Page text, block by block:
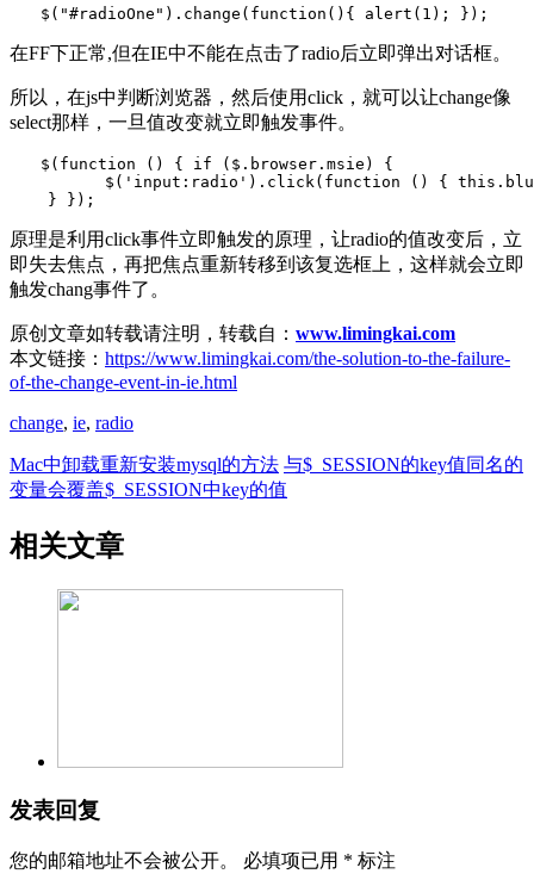
在FF下正常,但在IE中不能在点击了radio后立即弹出对话框。
所以，在js中判断浏览器，然后使用click，就可以让change像
select那样，一旦值改变就立即触发事件。
$(function () { if ($.browser.msie) {
$('input:radio').click(function () {
原理是利用click事件立即触发的原理，让radio的值改变后，立
即失去焦点，再把焦点重新转移到该复选框上，这样就会立即
触发chang事件了。
原创文章如转载请注明，转载自： www.limingkai.com
本文链接： https://www.limingkai.com/the-solution-to-the-failure-
of-the-change-event-in-ie.html
change, ie, radio
Mac中卸载重新安装mysql的方法 与$_SESSION的key值同名的
变量会覆盖$_SESSION中key的值
相关文章
发表回复
您的邮箱地址不会被公开。 必填项已用 * 标注